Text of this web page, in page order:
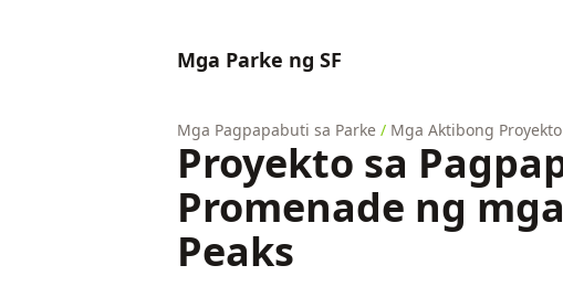
Mga Parke ng SF
Mga Pagpapabuti sa Parke / Mga Aktibong
Proyekto sa
Promenade ng
Peaks